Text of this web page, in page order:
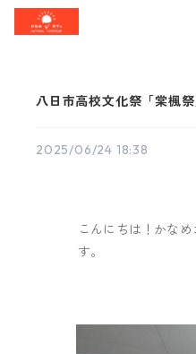
八日市高校文化祭「棠楓祭
2025/06/24 18:38
こんにちは！かな
す。